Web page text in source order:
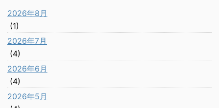
2026年8月
(1)
2026年7月
(4)
2026年6月
(4)
2026年5月